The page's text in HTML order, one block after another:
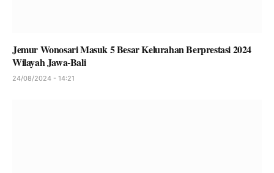
Jemur Wonosari Masuk 5 Besar Kelurahan Berprestasi 2024
Wilayah Jawa-Bali
24/08/2024 - 14:21